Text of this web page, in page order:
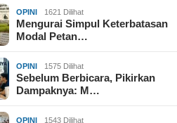
OPINI 1621 Dilihat
Mengurai Simpul Keterbatasan
Modal Petan…
OPINI 1575 Dilihat
Sebelum Berbicara, Pikirkan
Dampaknya: M…
OPINI 1543 Dilihat